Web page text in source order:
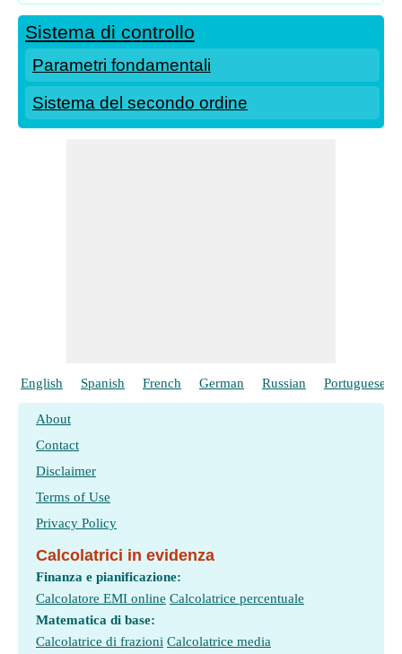
Sistema di controllo
Parametri fondamentali
Sistema del secondo ordine
English Spanish French German Russian Portuguese
About
Contact
Disclaimer
Terms of Use
Privacy Policy
Calcolatrici in evidenza
Finanza e pianificazione:
Calcolatore EMI online Calcolatrice percentuale
Matematica di base:
Calcolatrice di frazioni Calcolatrice media